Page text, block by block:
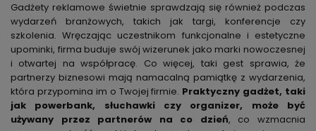
Gadżety reklamowe świetnie sprawdzają się również podczas
wydarzeń branżowych, takich jak targi, konferencje czy
szkolenia. Wręczając uczestnikom funkcjonalne i estetyczne
upominki, firma buduje swój wizerunek jako marki nowoczesnej
i otwartej na współpracę. Co więcej, taki gest sprawia, że
partnerzy biznesowi mają namacalną pamiątkę z wydarzenia,
która przypomina im o Twojej firmie. Praktyczny gadżet, taki
jak powerbank, słuchawki czy organizer, może być
używany przez partnerów na co dzień, co wzmacnia